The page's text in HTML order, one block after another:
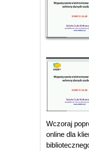
Wczoraj
online dla